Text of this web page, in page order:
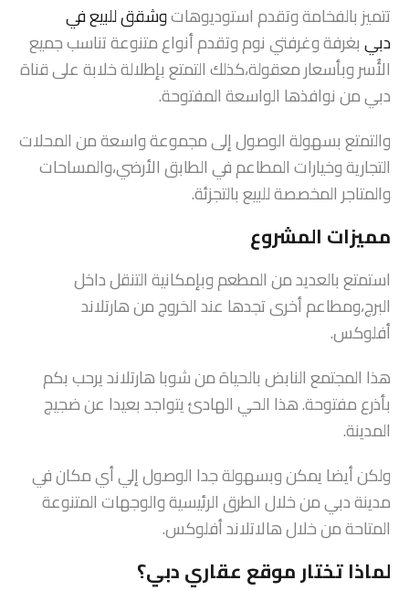
تتميز بالفخامة وتقدم استوديوهاتوشقق للبيع في
دبيبغرفة وغرفتي نوم وتقدم أنواع متنوعة تناسب جميع
الأُسر وبأسعار معقولة،كذلك التمتع بإطلالة خلابة على قناة
دبي من نوافذها الواسعة المفتوحة.
والتمتع بسهولة الوصول إلى مجموعة واسعة من المحلات
التجارية وخيارات المطاعم في الطابق الأرضي،والمساحات
والمتاجر المخصصة للبيع بالتجزئة.
مميزات المشروع
استمتع بالعديد من المطعم وبإمكانية التنقل داخل
البرج،ومطاعم أخرى تجدها عند الخروج من هارتلاند
أفلوكس.
هذا المجتمع النابض بالحياة من شوبا هارتلاند يرحب بكم
بأذرع مفتوحة. هذا الحي الهادئ يتواجد بعيدا عن ضجيج
المدينة.
ولكن أيضا يمكن وبسهولة جدا الوصول إلي أي مكان في
مدينة دبي من خلال الطرق الرئيسية والوجهات المتنوعة
المتاحة من خلال هالاتلاند أفلوكس.
لماذا تختار موقع عقاري دبي؟